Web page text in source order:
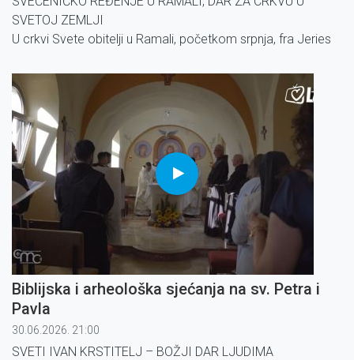
SVETOJ ZEMLJI
U crkvi Svete obitelji u Ramali, početkom srpnja, fra Jeries
svećenika polaganjem ruku latinskog jeruzalemskog
patrijarha, kardinala Pizzaballe.
Biblijska i arheološka sjećanja na sv. Petra i
Pavla
30.06.2026. 21:00
SVETI IVAN KRSTITELJ – BOŽJI DAR LJUDIMA